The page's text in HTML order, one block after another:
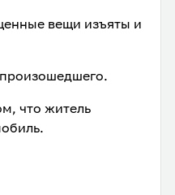
вещи изъяты и
что житель